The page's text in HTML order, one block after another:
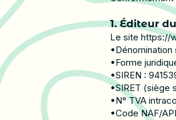
1. Éditeur
Le site https://
•Dénomination
•Forme
•SIREN :
•SIRET (siège
•N° TVA
•Code NAF/